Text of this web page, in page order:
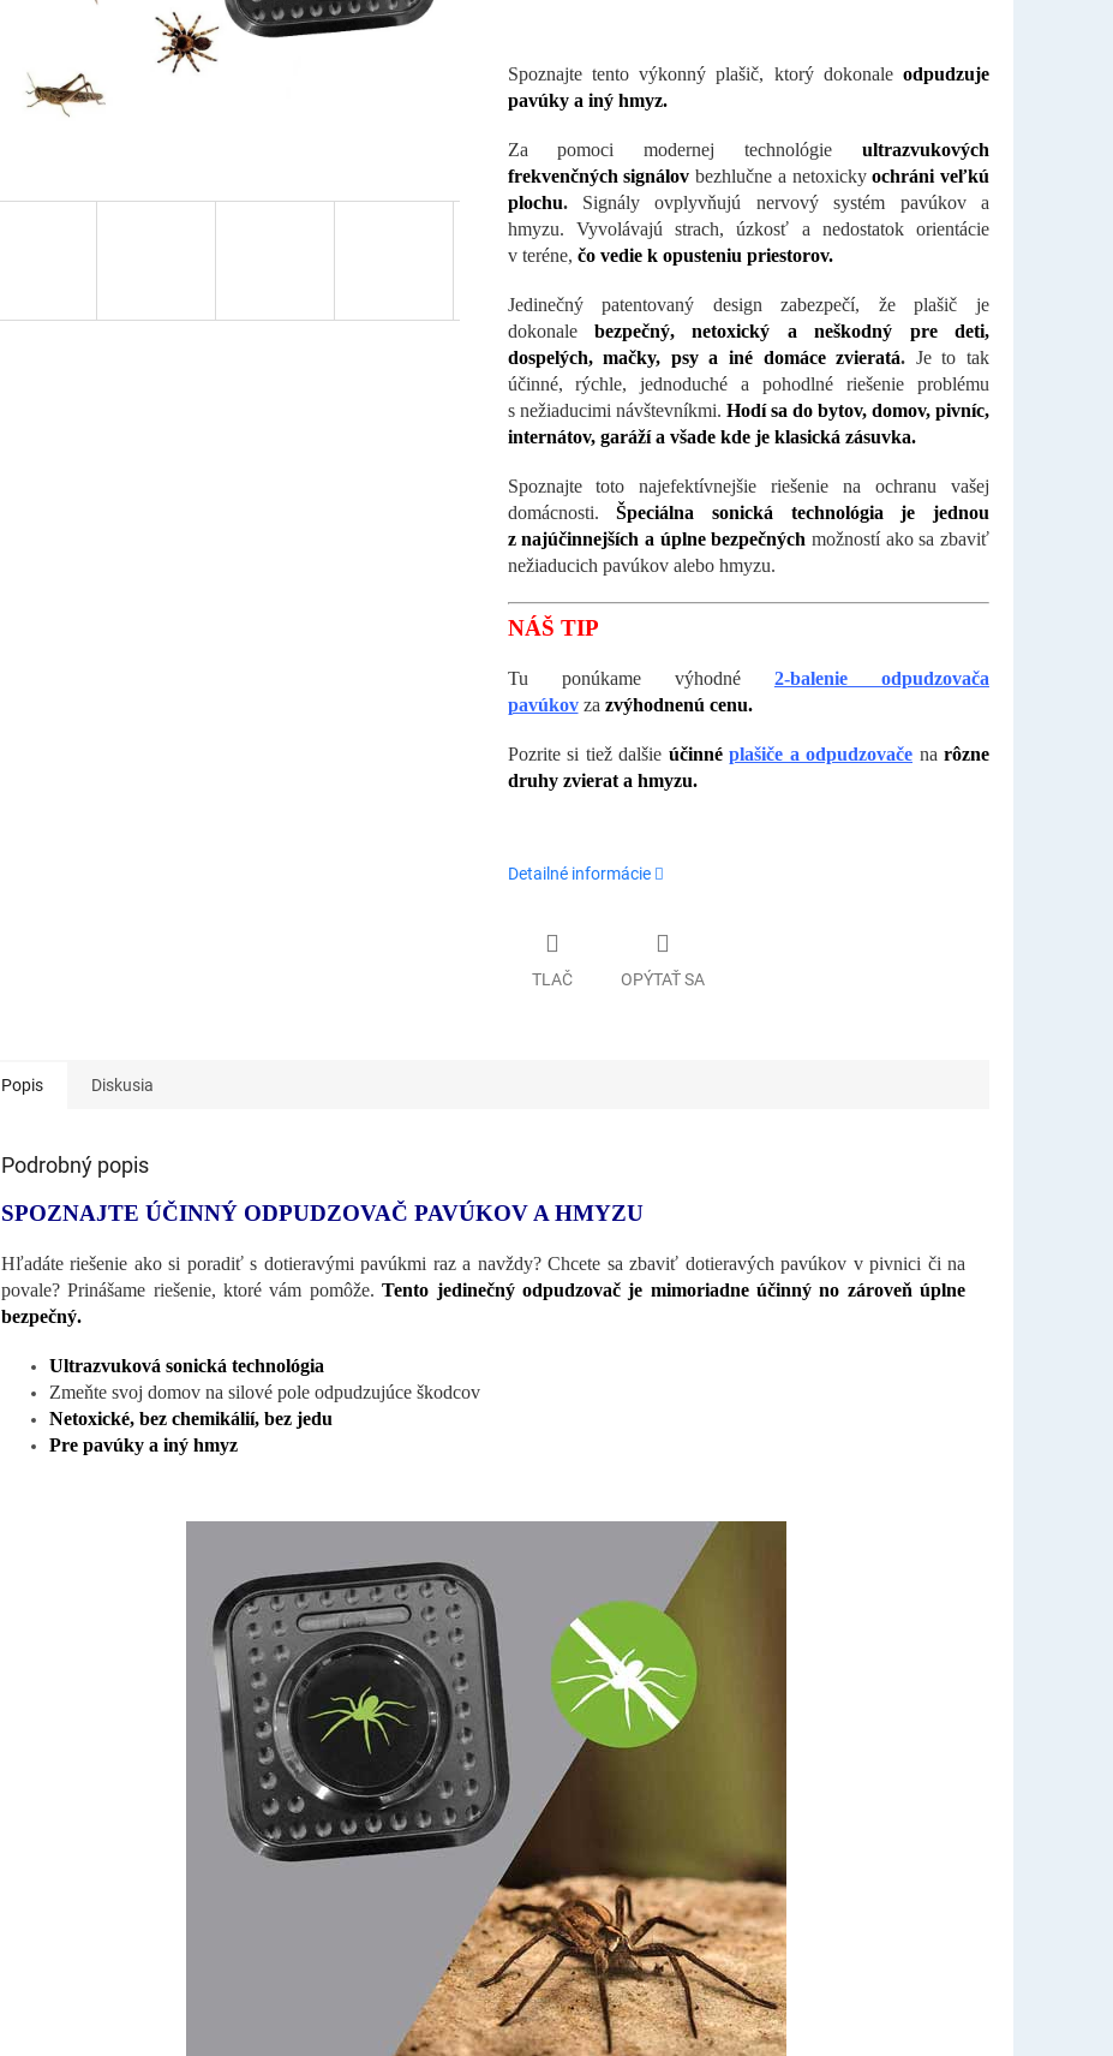
Spoznajte tento výkonný plašič, ktorý dokonale odpudzuje
pavúky a iný hmyz.
Za pomoci modernej technológie ultrazvukových
frekvenčných signálov bezhlučne a netoxickyochráni veľkú
plochu.Signály ovplyvňujú nervový systém pavúkov a
hmyzu. Vyvolávajú strach, úzkosť a nedostatok orientácie
v teréne, čo vedie k opusteniu priestorov.
Jedinečný patentovaný design zabezpečí, že plašič je
dokonale bezpečný, netoxický a neškodný pre deti,
dospelých, mačky, psy a iné domáce zvieratá. Je to tak
účinné, rýchle, jednoduché a pohodlné riešenie problému
s nežiaducimi návštevníkmi. Hodí sa do bytov, domov, pivníc,
internátov, garáží a všade kde je klasická zásuvka.
Spoznajte toto najefektívnejšie riešenie na ochranu vašej
domácnosti.Špeciálna sonická technológia je jednou
z najúčinnejších a úplne bezpečných možností ako sa zbaviť
nežiaducich pavúkov alebo hmyzu.
NÁŠ TIP
Tu ponúkame výhodné 2-balenie odpudzovača
pavúkovza zvýhodnenú cenu.
Pozrite si tiež dalšie účinné plašiče a odpudzovače na rôzne
druhy zvierat a hmyzu.
Detailné informácie
TLAČ OPÝTAŤ SA
Popis Diskusia
Podrobný popis
SPOZNAJTE ÚČINNÝ ODPUDZOVAČ PAVÚKOV A HMYZU
Hľadáte riešenie ako si poradiť s dotieravými pavúkmi raz a navždy? Chcete sa zbaviť dotieravých pavúkov v pivnici či na
povale? Prinášame riešenie, ktoré vám pomôže.Tento jedinečný odpudzovač je mimoriadne účinný no zároveň úplne
bezpečný.
Ultrazvuková sonická technológia
Zmeňte svoj domov na silové pole odpudzujúce škodcov
Netoxické, bez chemikálií, bez jedu
Pre pavúky a iný hmyz